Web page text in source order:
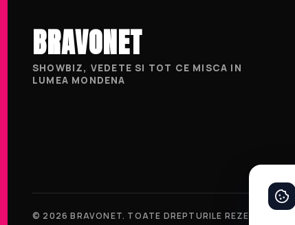
BRAVONET
SHOWBIZ, VEDETE SI TOT CE MISCA IN
LUMEA MONDENA
© 2026 BRAVONET. TOATE DREPTURILE REZERVATE.